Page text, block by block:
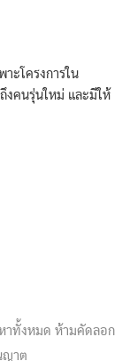
ะโครงการใน
งคนรุ่นใหม่ และมีให้
าทั้งหมด ห้ามคัดลอก
ญาต